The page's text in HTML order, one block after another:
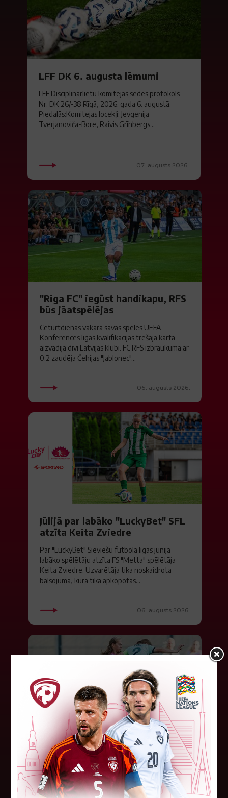
LFF DK 6. augusta lēmumi
LFF Disciplinārlietu komitejas sēdes protokols
Nr. DK 26/-38 Rīgā, 2026. gada 6. augustā.
Piedalās:Komitejas locekļi: Jevgenija
Tverjanoviča-Bore, Raivis Grīnbergs...
07. augusts 2026.
"Riga FC" iegūst handikapu, RFS
būs jāatspēlējas
Ceturtdienas vakarā savas spēles UEFA
Konferences līgas kvalifikācijas trešajā kārtā
aizvadīja divi Latvijas klubi. FC RFS izbraukumā ar
0:2 zaudēja Čehijas "Jablonec"...
06. augusts 2026.
Jūlijā par labāko "LuckyBet" SFL
atzīta Keita Zviedre
Par "LuckyBet" Sieviešu futbola līgas jūnija
labāko spēlētāju atzīta FS "Metta" spēlētāja
Keita Zviedre. Uzvarētāja tika noskaidrota
balsojumā, kurā tika apkopotas...
06. augusts 2026.
"Riga FC Women" liek kārtīgi
pasvīst dānietēm
Latvijas čempions sieviešu futbolā "Riga FC
Women" trešdien aizvadīja UEFA Čempionu līgas
kvalifikācijas otrās kārtas pusfināla spēli Dānijā